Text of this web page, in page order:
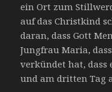
ein Ort zum
auf das Christkind
daran, dass Gott
Jungfrau Maria,
verkündet hat, dass
und am dritten Tag